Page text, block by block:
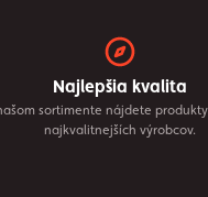
Najlepšia kvalita
sortimente nájdete
najkvalitnejších výrobcov.